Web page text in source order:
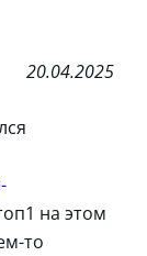
20.04.2025
на этом
то